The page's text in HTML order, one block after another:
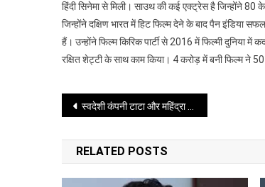
हिंदी सिनेमा से मिली। साउथ की कई एक्ट्रेस है जिन्होंने
जिन्होंने दक्षिण भारत में हिट फिल्म देने के बाद पैन इंडिया
हैं। उन्होंने फिल्म किरिक पार्टी से 2016 में फिल्मी दुनिया
रक्षित शेट्टी के साथ काम किया। 4 करोड़ में बनी फिल्म ने
Post
navigation
स्वदेशी कंपनी टाटा और महिंद्रा की नई इलेक्ट्रिक एसयूवी जल्द होगी लांच
RELATED POSTS